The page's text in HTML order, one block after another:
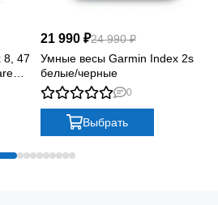
8, 47
21 990 ₽24 990 ₽
Умные весы Garmin Index 2s
белые/черные
0
Выбрать